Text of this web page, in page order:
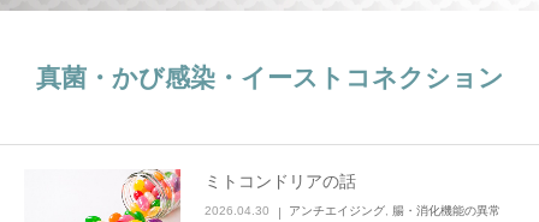
真菌・かび感染・イーストコネクション
ミトコンドリアの話
2026.04.30 アンチエイジング
腸・消化機能の異常
よくある質問FAQ